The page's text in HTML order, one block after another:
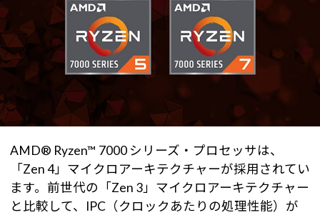
AMD® Ryzen™ 7000 シリーズ・プロセッサは、
「Zen 4」マイクロアーキテクチャーが採用されてい
ます。前世代の「Zen 3」マイクロアーキテクチャー
と比較して、IPC（クロックあたりの処理性能）が